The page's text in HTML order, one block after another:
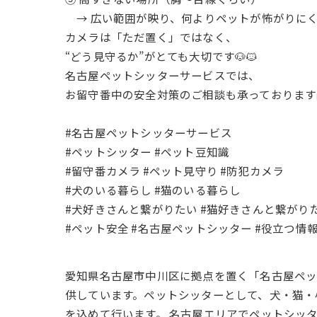
→ 広い範囲が映り、何よりペットが怖がりに
カメラは「ただ置く」ではなく、
“どう見守るか”がとても大切です🐶🐱
名古屋ペットシッターサービスでは、
お留守番中の安全対策のご相談も承っておりま
#名古屋ペットシッターサービス
#ペットシッター #ペット豆知識
#留守番カメラ #ペット見守り #防犯カメラ
#犬のいる暮らし #猫のいる暮らし
#犬好きさんと繋がりたい #猫好きさんと繋がり
#ペット安全 #名古屋ペットシッター #役立つ情
愛知県名古屋市中川区に拠点を置く「名古屋ペ
供しています。ペットシッターとして、犬・猫
を込めて行います。 名古屋エリアでペットシッ